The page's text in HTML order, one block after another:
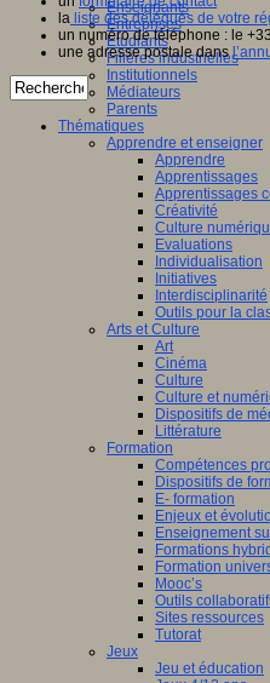
Enseignants
Entreprises
Etudiants
Filières industrielles
Institutionnels
Médiateurs
Parents
Thématiques
Apprendre et enseigner
Apprendre
Apprentissages
Apprentissages
Créativité
Culture
Evaluations
Individualisation
Initiatives
Interdisciplinarité
Outils pour la
Arts et Culture
Art
Cinéma
Culture
Culture et
Dispositifs de
Littérature
Formation
Compétences
Dispositifs de
E- formation
Enjeux et
Enseignement
Formations
Formation
Mooc’s
Outils
Sites ressources
Tutorat
Jeux
Jeu et éducation
la liste des délégués de votre
un numéro de téléphone : le
une adresse postale dans